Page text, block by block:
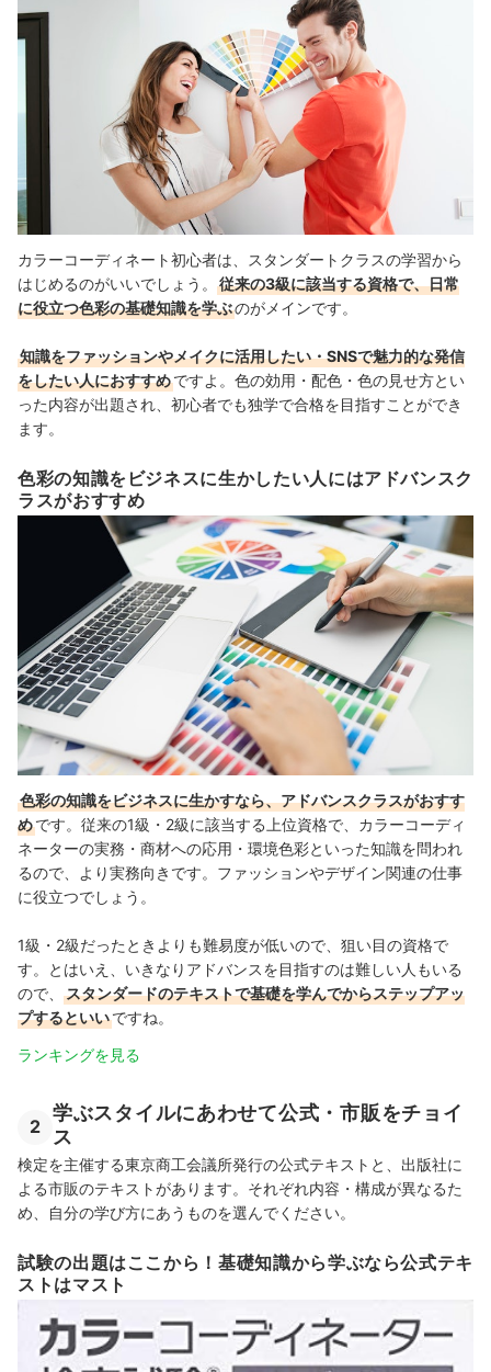
カラーコーディネート初心者は、スタンダートクラスの学習から
はじめるのがいいでしょう。
従来の3級に該当する資格で、日常
に役立つ色彩の基礎知識を学ぶのがメインです。
知識をファッションやメイクに活用したい・SNSで魅力的な発信
をしたい人におすすめですよ。色の効用・配色・色の見せ方とい
った内容が出題され、初心者でも独学で合格を目指すことができ
ます。
色彩の知識をビジネスに生かしたい人にはアドバンスク
ラスがおすすめ
色彩の知識をビジネスに生かすなら、アドバンスクラスがおすす
めです。従来の1級・2級に該当する上位資格で、カラーコーディ
ネーターの実務・商材への応用・環境色彩といった知識を問われ
るので、より実務向きです。ファッションやデザイン関連の仕事
に役立つでしょう。
1級・2級だったときよりも難易度が低いので、狙い目の資格で
す。とはいえ、いきなりアドバンスを目指すのは難しい人もいる
ので、
スタンダードのテキストで基礎を学んでからステップアッ
プするといいですね。
ランキングを見る
2
学ぶスタイルにあわせて公式・市販をチョイ
ス
検定を主催する東京商工会議所発行の公式テキストと、出版社に
よる市販のテキストがあります。それぞれ内容・構成が異なるた
め、自分の学び方にあうものを選んでください。
試験の出題はここから！基礎知識から学ぶなら公式テキ
ストはマスト